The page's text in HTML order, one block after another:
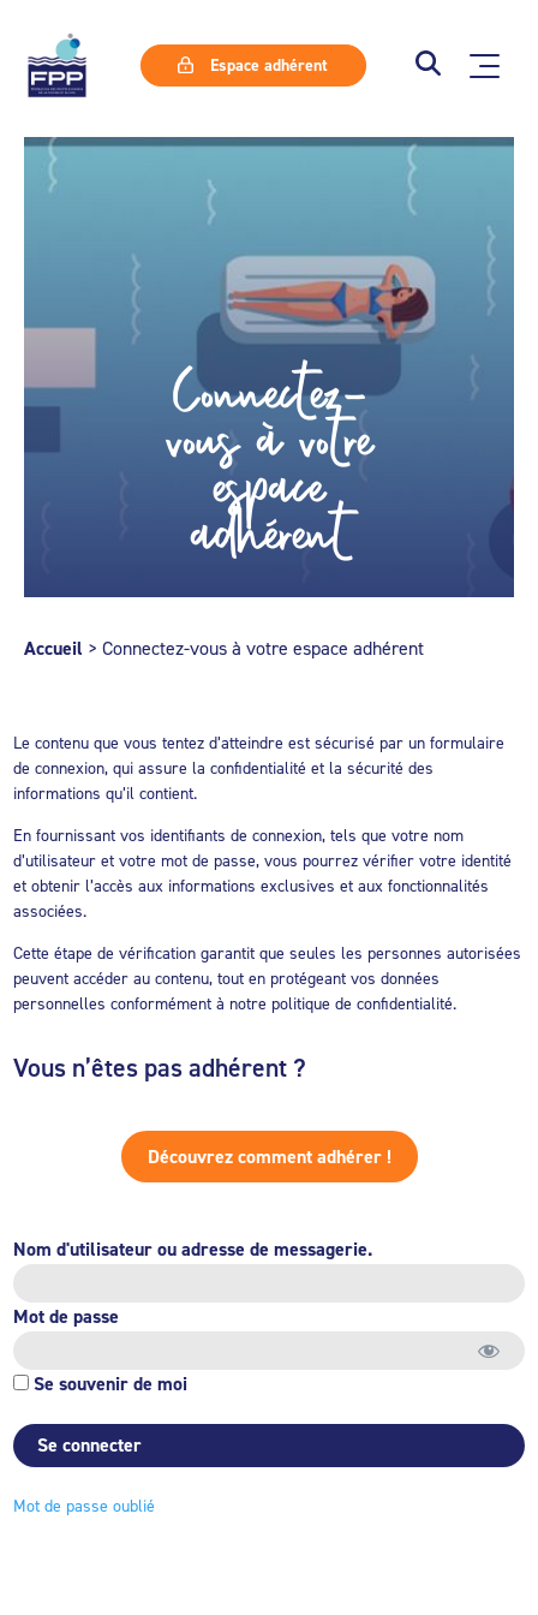
Espace adhérent
Connectez-
vous à votre
espace
adhérent
Accueil > Connectez-vous à votre espace adhérent
Le contenu que vous tentez d’atteindre est sécurisé par un formulaire
de connexion, qui assure la confidentialité et la sécurité des
informations qu’il contient.
En fournissant vos identifiants de connexion, tels que votre nom
d’utilisateur et votre mot de passe, vous pourrez vérifier votre identité
et obtenir l’accès aux informations exclusives et aux fonctionnalités
associées.
Cette étape de vérification garantit que seules les personnes autorisées
peuvent accéder au contenu, tout en protégeant vos données
personnelles conformément à notre politique de confidentialité.
Vous n’êtes pas adhérent ?
Découvrez comment adhérer !
Nom d'utilisateur ou adresse de messagerie.
Mot de passe
Se souvenir de moi
Mot de passe oublié